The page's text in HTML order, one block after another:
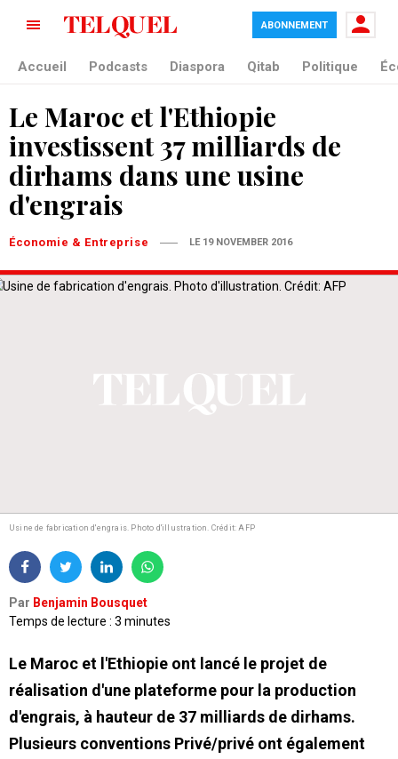
ABONNEMENT
Accueil Podcasts Diaspora Qitab Politique
Le Maroc et l'Ethiopie
investissent 37 milliards de
dirhams dans une usine
d'engrais
Économie & Entreprise LE 19 NOVEMBER 2016
Usine de fabrication d'engrais. Photo d'illustration. Crédit: AFP
Par Benjamin Bousquet
Temps de lecture : 3 minutes
Le Maroc et l'Ethiopie ont lancé le projet de
réalisation d'une plateforme pour la production
d'engrais, à hauteur de 37 milliards de dirhams.
Plusieurs conventions Privé/privé ont également